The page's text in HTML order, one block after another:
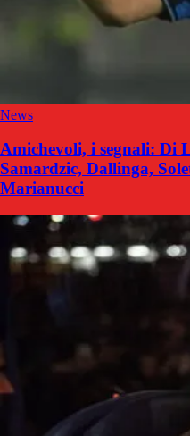
News
Amichevoli, i segnali: Di
Samardzic, Dallinga,
Marianucci